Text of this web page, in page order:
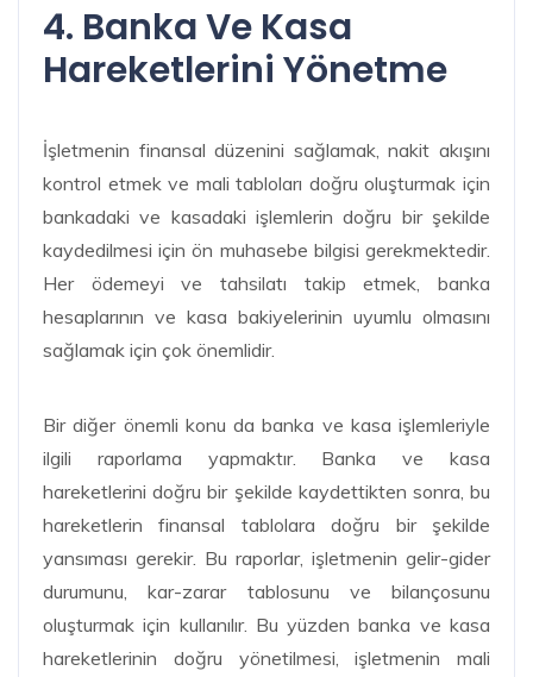
4. Banka Ve Kasa
Hareketlerini Yönetme
İşletmenin finansal düzenini sağlamak, nakit akışını
kontrol etmek ve mali tabloları doğru oluşturmak için
bankadaki ve kasadaki işlemlerin doğru bir şekilde
kaydedilmesi için ön muhasebe bilgisi gerekmektedir.
Her ödemeyi ve tahsilatı takip etmek, banka
hesaplarının ve kasa bakiyelerinin uyumlu olmasını
sağlamak için çok önemlidir.
Bir diğer önemli konu da banka ve kasa işlemleriyle
ilgili raporlama yapmaktır. Banka ve kasa
hareketlerini doğru bir şekilde kaydettikten sonra, bu
hareketlerin finansal tablolara doğru bir şekilde
yansıması gerekir. Bu raporlar, işletmenin gelir-gider
durumunu, kar-zarar tablosunu ve bilançosunu
oluşturmak için kullanılır. Bu yüzden banka ve kasa
hareketlerinin doğru yönetilmesi, işletmenin mali